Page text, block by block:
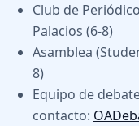
Club de
Palacios (6-8)
Asamblea
8)
Equipo de
contacto: